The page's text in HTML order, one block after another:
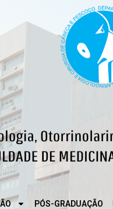
PÓS-GRADUAÇÃO